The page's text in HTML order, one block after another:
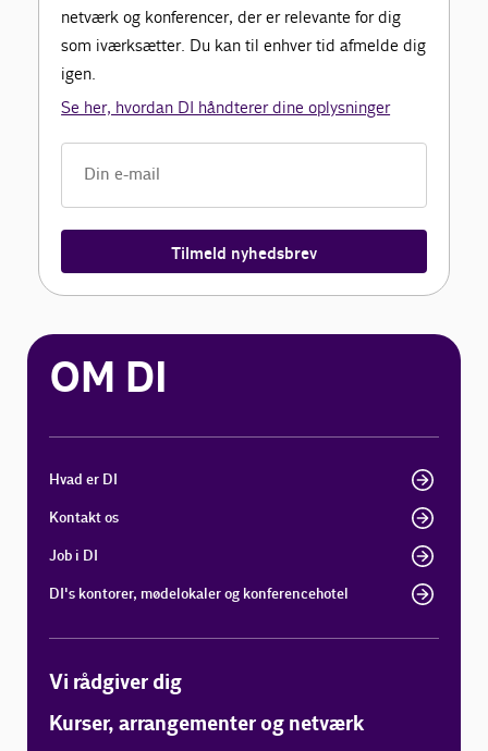
netværk og konferencer, der er relevante for dig
som iværksætter. Du kan til enhver tid afmelde dig
igen.
Se her, hvordan DI håndterer dine oplysninger
Tilmeld nyhedsbrev
OM DI
Hvad er DI
Kontakt os
Job i DI
DI's kontorer, mødelokaler og konferencehotel
Vi rådgiver dig
Kurser, arrangementer og netværk